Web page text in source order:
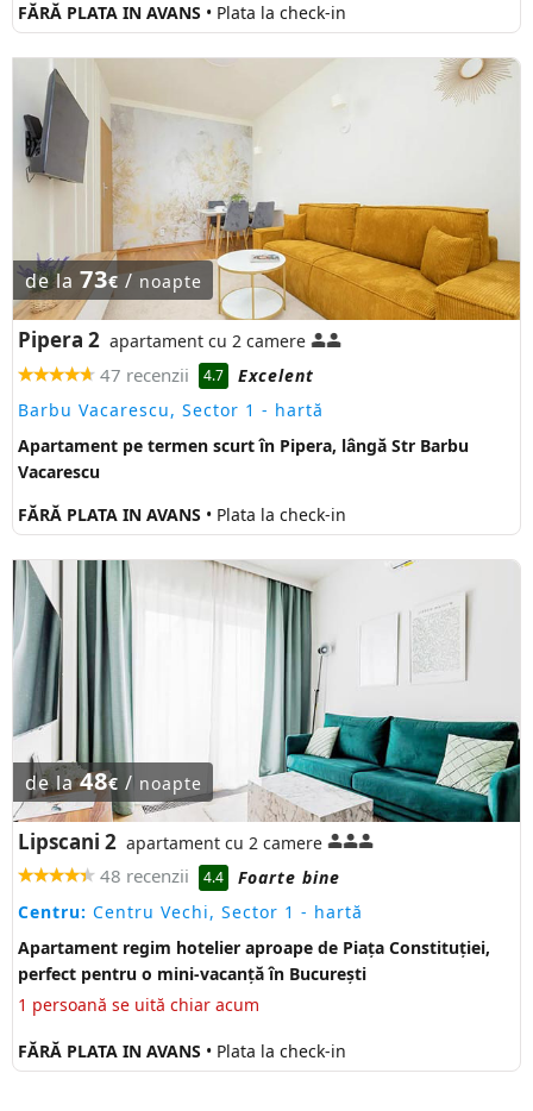
FĂRĂ PLATA IN AVANS • Plata la check-in
de la 73€/ noapte
Pipera 2 apartament cu 2 camere
47 recenzii 4.7
Excelent
Barbu Vacarescu, Sector 1 - hartă
Apartament pe termen scurt în Pipera, lângă Str Barbu
Vacarescu
FĂRĂ PLATA IN AVANS • Plata la check-in
de la48€ / noapte
Lipscani 2 apartament cu 2 camere
48 recenzii 4.4
Foarte bine
Centru: Centru Vechi, Sector 1 - hartă
Apartament regim hotelier aproape de Piața Constituției,
perfect pentru o mini-vacanță în București
1 persoană se uită chiar acum
FĂRĂ PLATA IN AVANS • Plata la check-in